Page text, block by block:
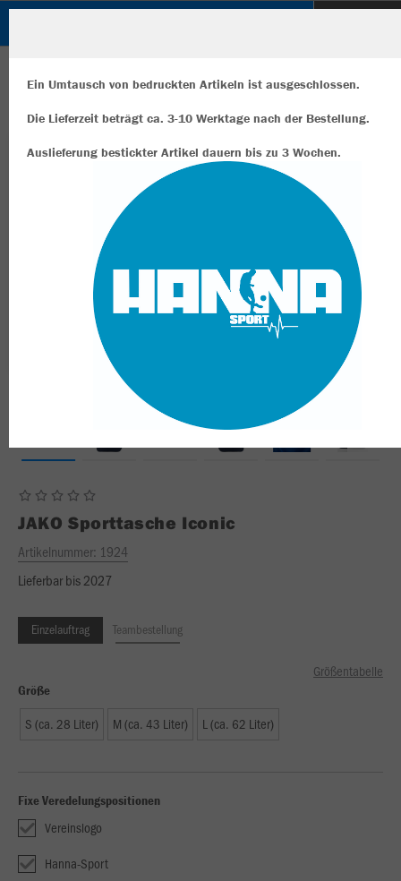
JAKO Sporttasche Iconic
Artikelnummer: 1924
Lieferbar bis 2027
Einzelauftrag Teambestellung
Größentabelle
Größe
S (ca. 28 Liter) M (ca. 43 Liter) L (ca. 62 Liter)
Fixe Veredelungspositionen
Vereinslogo
Hanna-Sport
Ein Umtausch von bedruckten Artikeln ist ausgeschlossen.
Die Lieferzeit beträgt ca. 3-10 Werktage nach der Bestellung.
Auslieferung bestickter Artikel dauern bis zu 3 Wochen.
Wir verwenden Cookies
Durch die Analyse der Besucherdaten können wir dir personalisierte
Inhalte anzeigen und unsere Website verbessern. Weitere
zu den Cookies findest Du in den Einstellungen.
Alle ablehnen
mehr Infos